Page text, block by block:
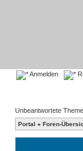
Anmelden
Unbeantwortete
Portal » Foren-